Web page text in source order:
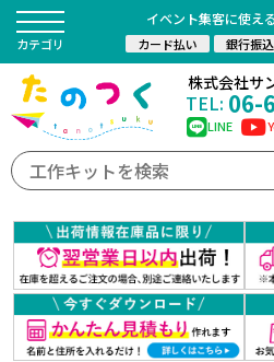
イベント集客に使え
カード払い 銀行振込
株式会社サ
TEL: 06-
LINE
カテゴリ